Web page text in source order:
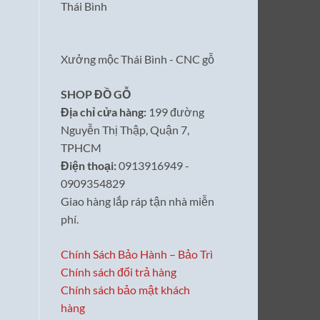
Thái Bình
Xưởng mộc Thái Bình - CNC gỗ
SHOP ĐỒ GỖ
Địa chỉ cửa hàng:199 đường
Nguyễn Thị Thập, Quận 7,
TPHCM
Điện thoại:0913916949 -
0909354829
Giao hàng lắp ráp tận nhà miễn
phí.
Chính Sách Bảo Hành – Bảo Trì
Chính sách đổi trả hàng
Chính sách bảo mật khách
hàng